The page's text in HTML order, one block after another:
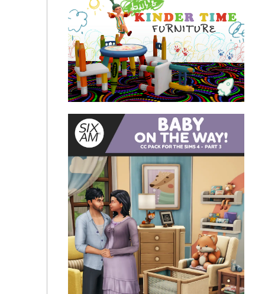
☁️Мебель в детскую комнату - Curv Dreams Pack
Мебель для "Доброго времени суток" от Gut - от
автора Surely-Sims